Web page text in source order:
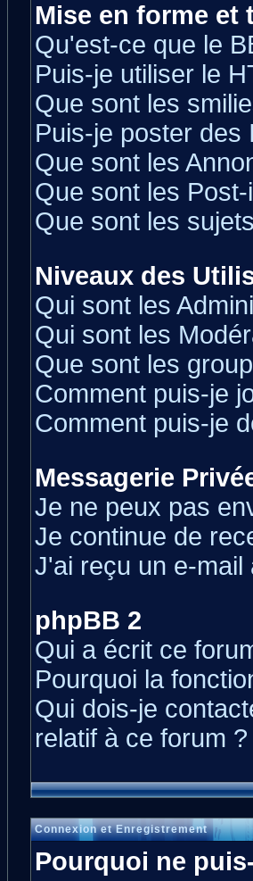
Mise en forme et
Qu'est-ce que le
Puis-je utiliser le
Que sont les
Puis-je poster des
Que sont les
Que sont les Post-
Que sont les
Niveaux des
Qui sont les
Qui sont les
Que sont les
Comment puis-je
Comment puis-je
Messagerie
Je ne peux pas
Je continue de
J'ai reçu un e-mail
phpBB 2
Qui a écrit ce
Pourquoi la
Qui dois-je
relatif à ce forum ?
Connexion et Enregistrement
Pourquoi ne